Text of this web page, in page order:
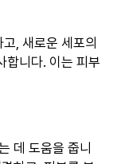
, 새로운 세포의
합니다. 이는 피부
데 도움을 줍니